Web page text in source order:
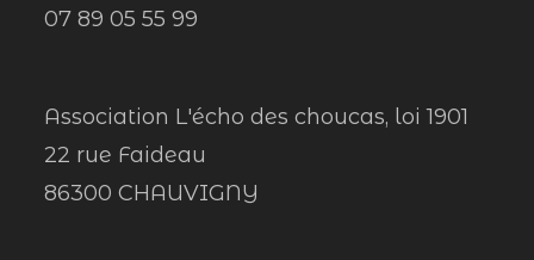
07 89 05 55 99
Association L'écho des choucas, loi 1901
22 rue Faideau
86300 CHAUVIGNY